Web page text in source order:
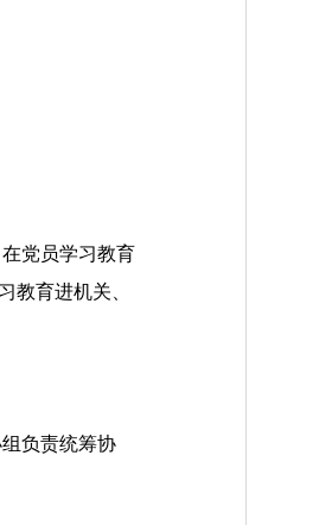
党员学习教育
教育进机关、
负责统筹协